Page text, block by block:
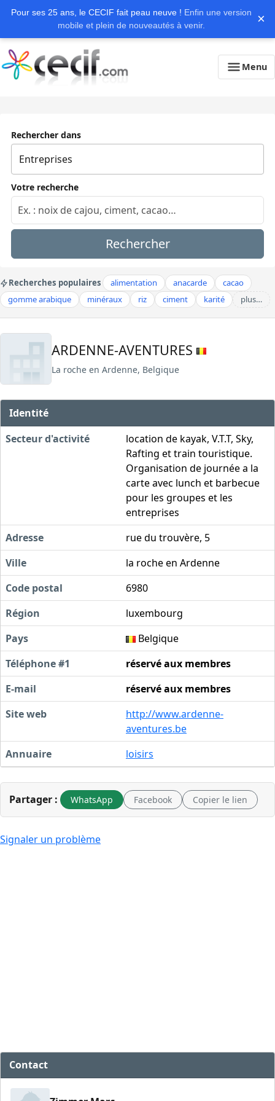
Pour ses 25 ans, le CECIF fait peau neuve ! Enfin une version
mobile et plein de nouveautés à venir.
×
Menu
Rechercher dans
Votre recherche
Rechercher
Recherches populaires alimentation anacarde
cacao
gomme arabique
minéraux riz ciment karité plus…
ARDENNE-AVENTURES
La roche en Ardenne, Belgique
Identité
Secteur d'activité
location de kayak, V.T.T, Sky,
Rafting et train touristique.
Organisation de journée a la
carte avec lunch et barbecue
pour les groupes et les
entreprises
Adresse
rue du trouvère, 5
Ville
la roche en Ardenne
Code postal
6980
Région
luxembourg
Pays
Belgique
Téléphone #1
réservé aux membres
E-mail
réservé aux membres
Site web
http://www.ardenne-
aventures.be
Annuaire
loisirs
Partager : WhatsApp Facebook Copier le lien
Signaler un problème
Contact